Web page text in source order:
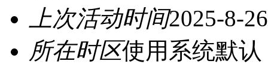
上次活动时间2025-8-
所在时区使用系统默认